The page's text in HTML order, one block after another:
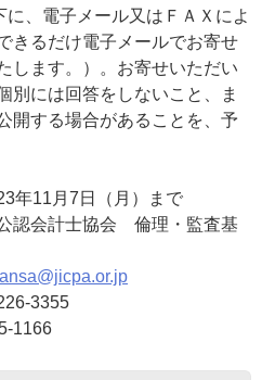
、電子メール又はＦＡＸによ
きるだけ電子メールでお寄せ
します。）。お寄せいただい
別には回答をしないこと、ま
開する場合があることを、予
11月7日（月）まで
計士協会 倫理・監査基
3355